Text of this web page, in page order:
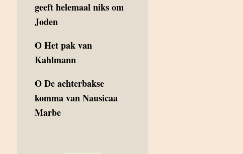
geeft helemaal niks om
Joden
OHet pak van
Kahlmann
ODe achterbakse
komma van Nausicaa
Marbe